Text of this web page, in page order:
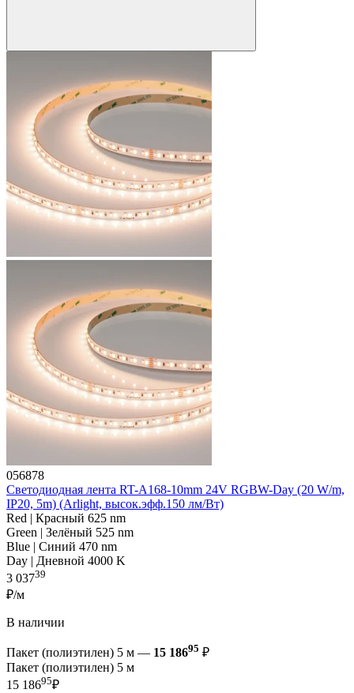
056878
Светодиодная лента RT-A168-10mm 24V RGBW-Day (20 W/m,
IP20, 5m) (Arlight, высок.эфф.150 лм/Вт)
Red | Красный 625 nm
Green | Зелёный 525 nm
Blue | Синий 470 nm
Day | Дневной 4000 K
3 03739
₽/м
В наличии
Пакет (полиэтилен) 5 м — 15 18695 ₽
Пакет (полиэтилен) 5 м
15 18695₽